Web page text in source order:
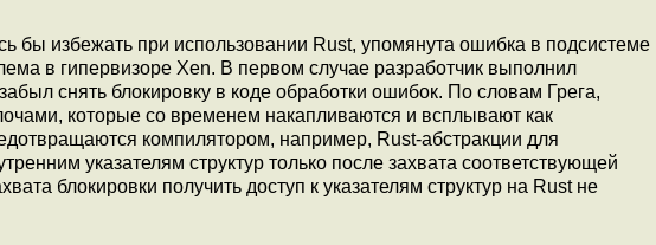
бы избежать при использовании Rust, упомянута ошибка в подсистеме
в гипервизоре Xen. В первом случае разработчик выполнил
снять блокировку в коде обработки ошибок. По словам Грега,
которые со временем накапливаются и всплывают как
компилятором, например, Rust-абстракции для
указателям структур только после захвата соответствующей
блокировки получить доступ к указателям структур на Rust не